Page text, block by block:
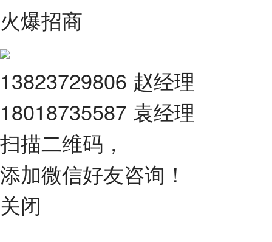
火爆招商
13823729806 赵经理
18018735587 袁经理
扫描二维码，
添加微信好友咨询！
关闭